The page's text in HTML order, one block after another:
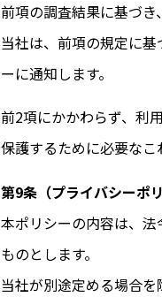
前項の調査結果に基づき
当社は、前項の規定に
ーに通知します。
前2項にかかわらず、利
保護するために必要なこ
第9条（プライバシーポ
本ポリシーの内容は、
ものとします。
当社が別途定める場合を